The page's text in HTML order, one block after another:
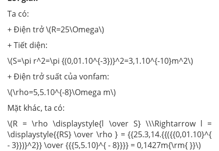
Ta có:
+ Điện trở \(R=25\Omega\)
+ Tiết diện:
\(S=\pi r^2=\pi {(0,01.10^{-3})}^2=3,1.10^{-10}m^2\)
+ Điện trở suất của vonfam:
\(\rho=5,5.10^{-8}\Omega m\)
Mặt khác, ta có:
\(R = \rho \displaystyle{l \over S} \\\Rightarrow l =
\displaystyle{{RS} \over \rho } = {{25.3,14.{{({{0,01.10}^{
- 3}})}^2}} \over {{{5,5.10}^{ - 8}}}} = 0,1427m{\rm{ }}\)